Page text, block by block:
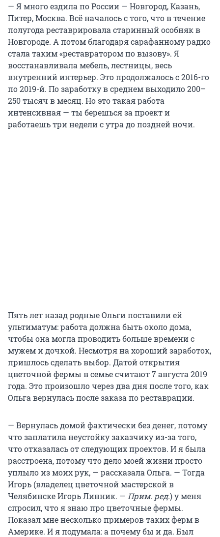
— Я много ездила по России — Новгород, Казань,
Питер, Москва. Всё началось с того, что в течение
полугода реставрировала старинный особняк в
Новгороде. А потом благодаря сарафанному радио
стала таким «реставратором по вызову». Я
восстанавливала мебель, лестницы, весь
внутренний интерьер. Это продолжалось с 2016-го
по 2019-й. По заработку в среднем выходило 200–
250 тысяч в месяц. Но это такая работа
интенсивная — ты берешься за проект и
работаешь три недели с утра до поздней ночи.
Пять лет назад родные Ольги поставили ей
ультиматум: работа должна быть около дома,
чтобы она могла проводить больше времени с
мужем и дочкой. Несмотря на хороший заработок,
пришлось сделать выбор. Датой открытия
цветочной фермы в семье считают 7 августа 2019
года. Это произошло через два дня после того, как
Ольга вернулась после заказа по реставрации.
— Вернулась домой фактически без денег, потому
что заплатила неустойку заказчику из-за того,
что отказалась от следующих проектов. И я была
расстроена, потому что дело моей жизни просто
уплыло из моих рук, — рассказала Ольга. — Тогда
Игорь (владелец цветочной мастерской в
Челябинске Игорь Линник. — Прим. ред.) у меня
спросил, что я знаю про цветочные фермы.
Показал мне несколько примеров таких ферм в
Америке. И я подумала: а почему бы и да. Был